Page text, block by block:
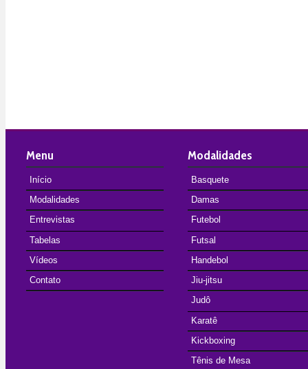
Menu
Início
Modalidades
Entrevistas
Tabelas
Vídeos
Contato
Modalidades
Basquete
Damas
Futebol
Futsal
Handebol
Jiu-jitsu
Judô
Karatê
Kickboxing
Tênis de Mesa